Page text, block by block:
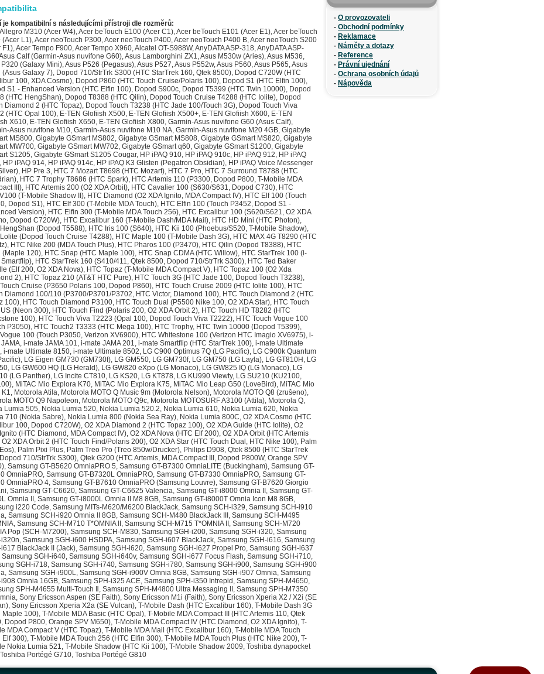
- O provozovateli
- Obchodní podmínky
- Reklamace
- Náměty a dotazy
- Reference
- Právní ujednání
- Ochrana osobních údajů
- Nápověda
je kompatibilní s následujícími přístroji dle rozměrů:
M310 (Acer W4), Acer beTouch E100 (Acer C1), Acer beTouch E101 (Acer E1), Acer beTouch
(Acer L1), Acer neoTouch P300, Acer neoTouch P400, Acer neoTouch P400 B, Acer neoTouch S200
F1), Acer Tempo F900, Acer Tempo X960, Alcatel OT-S988W, AnyDATA ASP-318, AnyDATA ASP-
Calf (Garmin-Asus nuvifone G60), Asus Lamborghini ZX1, Asus M530w (Aries), Asus M536,
(Galaxy Mini), Asus P526 (Pegasus), Asus P527, Asus P552w, Asus P560, Asus P565, Asus
(Asus Galaxy 7), Dopod 710/StrTrk S300 (HTC StarTrek 160, Qtek 8500), Dopod C720W (HTC
100, XDA Cosmo), Dopod P860 (HTC Touch Cruise/Polaris 100), Dopod S1 (HTC Elfin 100),
S1 - Enhanced Version (HTC Elfin 100), Dopod S900c, Dopod T5399 (HTC Twin 10000), Dopod
(HTC HengShan), Dopod T8388 (HTC Qilin), Dopod Touch Cruise T4288 (HTC Iolite), Dopod
Diamond 2 (HTC Topaz), Dopod Touch T3238 (HTC Jade 100/Touch 3G), Dopod Touch Viva
(HTC Opal 100), E-TEN Glofiish X500, E-TEN Glofiish X500+, E-TEN Glofiish X600, E-TEN
X610, E-TEN Glofiish X650, E-TEN Glofiish X800, Garmin-Asus nuvifone G60 (Asus Calf),
Asus nuvifone M10, Garmin-Asus nuvifone M10 NA, Garmin-Asus nuvifone M20 4GB, Gigabyte
MS800, Gigabyte GSmart MS802, Gigabyte GSmart MS808, Gigabyte GSmart MS820, Gigabyte
MW700, Gigabyte GSmart MW702, Gigabyte GSmart q60, Gigabyte GSmart S1200, Gigabyte
S1205, Gigabyte GSmart S1205 Cougar, HP iPAQ 910, HP iPAQ 910c, HP iPAQ 912, HP iPAQ
HP iPAQ 914, HP iPAQ 914c, HP iPAQ K3 Glisten (Pegatron Obsidian), HP iPAQ Voice Messenger
HP Pre 3, HTC 7 Mozart T8698 (HTC Mozart), HTC 7 Pro, HTC 7 Surround T8788 (HTC
HTC 7 Trophy T8686 (HTC Spark), HTC Artemis 110 (P3300, Dopod P800, T-Mobile MDA
III), HTC Artemis 200 (O2 XDA Orbit), HTC Cavalier 100 (S630/S631, Dopod C730), HTC
(T-Mobile Shadow II), HTC Diamond (O2 XDA Ignito, MDA Compact IV), HTC Elf 100 (Touch
Dopod S1), HTC Elf 300 (T-Mobile MDA Touch), HTC Elfin 100 (Touch P3452, Dopod S1 -
Version), HTC Elfin 300 (T-Mobile MDA Touch 256), HTC Excalibur 100 (S620/S621, O2 XDA
Dopod C720W), HTC Excalibur 160 (T-Mobile Dash/MDA Mail), HTC HD Mini (HTC Photon),
(Dopod T5588), HTC Iris 100 (S640), HTC Kii 100 (Phoebus/S520, T-Mobile Shadow),
(Dopod Touch Cruise T4288), HTC Maple 100 (T-Mobile Dash 3G), HTC MAX 4G T8290 (HTC
HTC Nike 200 (MDA Touch Plus), HTC Pharos 100 (P3470), HTC Qilin (Dopod T8388), HTC
(Maple 120), HTC Snap (HTC Maple 100), HTC Snap CDMA (HTC Willow), HTC StarTrek 100 (i-
HTC StarTrek 160 (S410/411, Qtek 8500, Dopod 710/StrTrk S300), HTC Ted Baker
(Elf 200, O2 XDA Nova), HTC Topaz (T-Mobile MDA Compact V), HTC Topaz 100 (O2 Xda
2), HTC Topaz 210 (AT&T HTC Pure), HTC Touch 3G (HTC Jade 100, Dopod Touch T3238),
Cruise (P3650 Polaris 100, Dopod P860), HTC Touch Cruise 2009 (HTC Iolite 100), HTC
Diamond 100/110 (P3700/P3701/P3702, HTC Victor, Diamond 100), HTC Touch Diamond 2 (HTC
100), HTC Touch Diamond P3100, HTC Touch Dual (P5500 Nike 100, O2 XDA Star), HTC Touch
(Neon 300), HTC Touch Find (Polaris 200, O2 XDA Orbit 2), HTC Touch HD T8282 (HTC
100), HTC Touch Viva T2223 (Opal 100, Dopod Touch Viva T2222), HTC Touch Vogue 100
P3050), HTC Touch2 T3333 (HTC Mega 100), HTC Trophy, HTC Twin 10000 (Dopod T5399),
100 (Touch P3050, Verizon XV6900), HTC Whitestone 100 (Verizon HTC Imagio XV6975), i-
i-mate JAMA 101, i-mate JAMA 201, i-mate Smartflip (HTC StarTrek 100), i-mate Ultimate
i-mate Ultimate 8150, i-mate Ultimate 8502, LG C900 Optimus 7Q (LG Pacific), LG C900k Quantum
LG Eigen GM730 (GM730f), LG GM550, LG GM730f, LG GM750 (LG Layla), LG GT810H, LG
LG GW600 HQ (LG Herald), LG GW820 eXpo (LG Monaco), LG GW825 IQ (LG Monaco), LG
(LG Panther), LG Incite CT810, LG KS20, LG KT878, LG KU990 Viewty, LG SU210 (KU2100,
MiTAC Mio Explora K70, MiTAC Mio Explora K75, MiTAC Mio Leap G50 (LoveBird), MiTAC Mio
K1, Motorola Atila, Motorola MOTO Q Music 9m (Motorola Nelson), Motorola MOTO Q8 (zrušeno),
MOTO Q9 Napoleon, Motorola MOTO Q9c, Motorola MOTOSURF A3100 (Attila), Motorola Q,
Lumia 505, Nokia Lumia 520, Nokia Lumia 520.2, Nokia Lumia 610, Nokia Lumia 620, Nokia
710 (Nokia Sabre), Nokia Lumia 800 (Nokia Sea Ray), Nokia Lumia 800C, O2 XDA Cosmo (HTC
100, Dopod C720W), O2 XDA Diamond 2 (HTC Topaz 100), O2 XDA Guide (HTC Iolite), O2
(HTC Diamond, MDA Compact IV), O2 XDA Nova (HTC Elf 200), O2 XDA Orbit (HTC Artemis
O2 XDA Orbit 2 (HTC Touch Find/Polaris 200), O2 XDA Star (HTC Touch Dual, HTC Nike 100), Palm
Palm Pixi Plus, Palm Treo Pro (Treo 850w/Drucker), Philips D908, Qtek 8500 (HTC StarTrek
710/StrTrk S300), Qtek G200 (HTC Artemis, MDA Compact III, Dopod P800W, Orange SPV
Samsung GT-B5620 OmniaPRO 5, Samsung GT-B7300 OmniaLITE (Buckingham), Samsung GT-
OmniaPRO, Samsung GT-B7320L OmniaPRO, Samsung GT-B7330 OmniaPRO, Samsung GT-
OmniaPRO 4, Samsung GT-B7610 OmniaPRO (Samsung Louvre), Samsung GT-B7620 Giorgio
Samsung GT-C6620, Samsung GT-C6625 Valencia, Samsung GT-i8000 Omnia II, Samsung GT-
Omnia II, Samsung GT-i8000L Omnia II M8 8GB, Samsung GT-i8000T Omnia Icon M8 8GB,
i220 Code, Samsung MITs-M620/M6200 BlackJack, Samsung SCH-i329, Samsung SCH-i910
Samsung SCH-i920 Omnia II 8GB, Samsung SCH-M480 BlackJack III, Samsung SCH-M495
Samsung SCH-M710 T*OMNIA II, Samsung SCH-M715 T*OMNIA II, Samsung SCH-M720
Pop (SCH-M7200), Samsung SCH-M830, Samsung SGH-i200, Samsung SGH-i320, Samsung
Samsung SGH-i600 HSDPA, Samsung SGH-i607 BlackJack, Samsung SGH-i616, Samsung
BlackJack II (Jack), Samsung SGH-i620, Samsung SGH-i627 Propel Pro, Samsung SGH-i637
Samsung SGH-i640, Samsung SGH-i640v, Samsung SGH-i677 Focus Flash, Samsung SGH-i710,
SGH-i718, Samsung SGH-i740, Samsung SGH-i780, Samsung SGH-i900, Samsung SGH-i900
Samsung SGH-i900L, Samsung SGH-i900V Omnia 8GB, Samsung SGH-i907 Omnia, Samsung
Omnia 16GB, Samsung SPH-i325 ACE, Samsung SPH-i350 Intrepid, Samsung SPH-M4650,
SPH-M4655 Multi-Touch Ⅱ, Samsung SPH-M4800 Ultra Messaging II, Samsung SPH-M7350
Sony Ericsson Aspen (SE Faith), Sony Ericsson M1i (Faith), Sony Ericsson Xperia X2 / X2i (SE
Sony Ericsson Xperia X2a (SE Vulcan), T-Mobile Dash (HTC Excalibur 160), T-Mobile Dash 3G
Maple 100), T-Mobile MDA Basic (HTC Opal), T-Mobile MDA Compact III (HTC Artemis 110, Qtek
Dopod P800, Orange SPV M650), T-Mobile MDA Compact IV (HTC Diamond, O2 XDA Ignito), T-
MDA Compact V (HTC Topaz), T-Mobile MDA Mail (HTC Excalibur 160), T-Mobile MDA Touch
Elf 300), T-Mobile MDA Touch 256 (HTC Elfin 300), T-Mobile MDA Touch Plus (HTC Nike 200), T-
Nokia Lumia 521, T-Mobile Shadow (HTC Kii 100), T-Mobile Shadow 2009, Toshiba dynapocket
Portégé G710, Toshiba Portégé G810